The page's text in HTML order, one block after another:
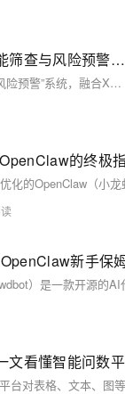
大模型应用：慢病智能筛查与风险预警：XGBoost+规则引擎+大模型全解析.106
本文介绍“慢病智能筛查与风险预警”系统，融合XGBoost（精准打分）、规则引擎（合规校验）和大模型（自然语言解读），实现高效、准确、可解释的高血压等慢病风险分级，提升基层诊疗效率与规范性。